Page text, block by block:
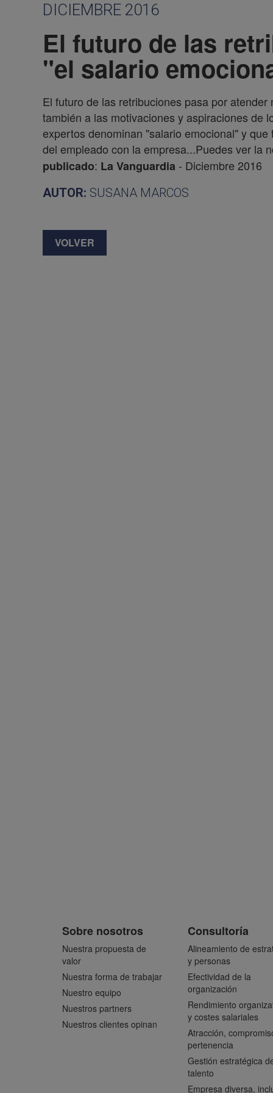
DICIEMBRE 2016
El futuro de las
"el salario
El futuro de las retribuciones pasa por
también a las motivaciones y aspiraciones de
expertos denominan "salario emocional" y
del empleado con la empresa...Puedes ver la
publicado: La Vanguardia - Diciembre 2016
AUTOR: SUSANA MARCOS
VOLVER
Sobre nosotros
Nuestra propuesta de
valor
Nuestra forma de trabajar
Nuestro equipo
Nuestros partners
Nuestros clientes opinan
Consultoría
Alineamiento de
y personas
Efectividad de la
organización
Rendimiento
y costes salariales
Atracción,
pertenencia
Gestión estratégica
talento
Empresa diversa,